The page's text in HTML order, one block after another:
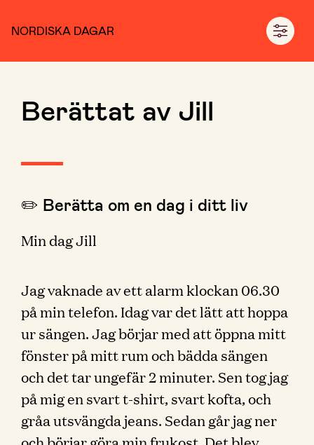
NORDISKA DAGAR
Berättat av Jill
✏️ Berätta om en dag i ditt liv
Min dag Jill
Jag vaknade av ett alarm klockan 06.30
på min telefon. Idag var det lätt att hoppa
ur sängen. Jag börjar med att öppna mitt
fönster på mitt rum och bädda sängen
och det tar ungefär 2 minuter. Sen tog jag
på mig en svart t-shirt, svart kofta, och
gråa utsvängda jeans. Sedan går jag ner